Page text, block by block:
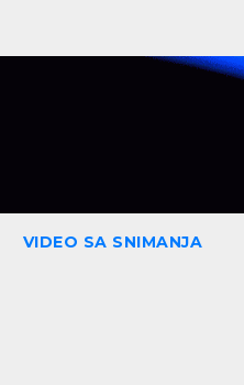
VIDEO SA SNIMANJA